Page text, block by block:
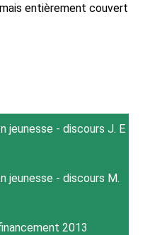
entièrement couvert
jeunesse - discours J. E
jeunesse - discours M.
2013